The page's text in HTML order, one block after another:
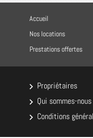
Accueil
Nos locations
Prestations offertes
Propriétaires
Qui sommes-
Conditions